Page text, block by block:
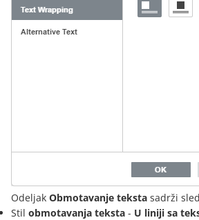
Odeljak Obmotavanje teksta sadrži
Stil obmotavanja teksta - U liniji sa